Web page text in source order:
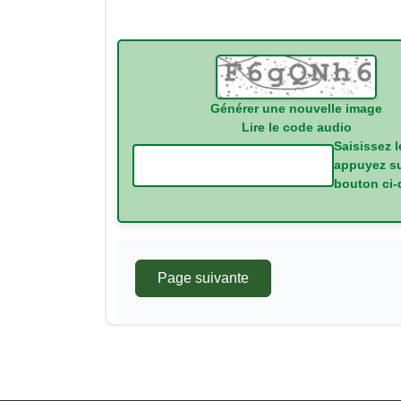
Générer une nouvelle image
Lire le code audio
La nouvelle
Saisissez
appuyez
bouton ci-